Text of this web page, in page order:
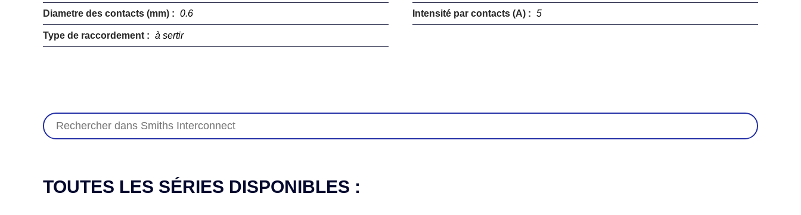
Diametre des contacts (mm) : 0.6 Intensité par contacts (A) : 5
Type de raccordement : à sertir
TOUTES LES SÉRIES DISPONIBLES :